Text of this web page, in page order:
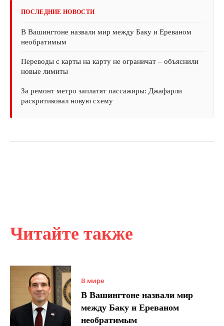
Читайте также
В мире
В Вашингтоне назвали мир
между Баку и Ереваном
необратимым
ПОСЛЕДНИЕ НОВОСТИ
В Вашингтоне назвали мир между Баку и Ереваном
необратимым
Переводы с карты на карту не ограничат – объяснили
новые лимиты
За ремонт метро заплатят пассажиры: Джафарли
раскритиковал новую схему